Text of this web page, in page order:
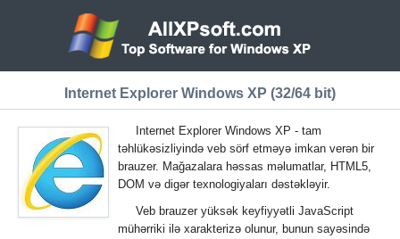
Internet Explorer Windows XP (32/64 bit)
Internet Explorer Windows XP - tam
təhlükəsizliyində veb sörf etməyə imkan verən bir
brauzer. Mağazalara həssas məlumatlar, HTML5,
DOM və digər texnologiyaları dəstəkləyir.
Veb brauzer yüksək keyfiyyətli JavaScript
mühərriki ilə xarakterizə olunur, bunun sayəsində